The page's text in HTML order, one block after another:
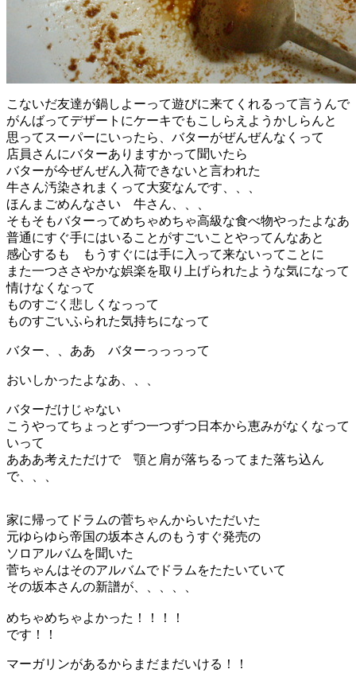
こないだ友達が鍋しよーって遊びに来てくれるって言うんで
がんばってデザートにケーキでもこしらえようかしらんと
思ってスーパーにいったら、バターがぜんぜんなくって
店員さんにバターありますかって聞いたら
バターが今ぜんぜん入荷できないと言われた
牛さん汚染されまくって大変なんです、、、
ほんまごめんなさい 牛さん、、、
そもそもバターってめちゃめちゃ高級な食べ物やったよなあ
普通にすぐ手にはいることがすごいことやってんなあと
感心するも もうすぐには手に入って来ないってことに
また一つささやかな娯楽を取り上げられたような気になって
情けなくなって
ものすごく悲しくなっって
ものすごいふられた気持ちになって
バター、、ああ バターっっっって
おいしかったよなあ、、、
バターだけじゃない
こうやってちょっとずつ一つずつ日本から恵みがなくなって
いって
あああ考えただけで 顎と肩が落ちるってまた落ち込ん
で、、、
家に帰ってドラムの菅ちゃんからいただいた
元ゆらゆら帝国の坂本さんのもうすぐ発売の
ソロアルバムを聞いた
菅ちゃんはそのアルバムでドラムをたたいていて
その坂本さんの新譜が、、、、、
めちゃめちゃよかった！！！！
です！！
マーガリンがあるからまだまだいける！！